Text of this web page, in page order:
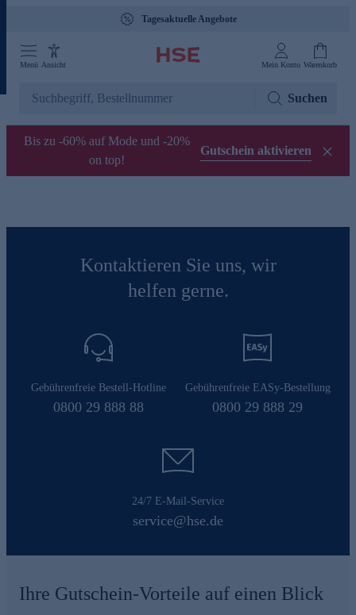
Tagesaktuelle Angebote
Menü Ansicht Mein Konto Warenkorb
Suchen
Bis zu -60% auf Mode und -20%
on top!
Gutschein aktivieren
Kontaktieren Sie uns, wir
helfen gerne.
Gebührenfreie Bestell-Hotline
0800 29 888 88
Gebührenfreie EASy-Bestellung
0800 29 888 29
24/7 E-Mail-Service
service@hse.de
Ihre Gutschein-Vorteile auf einen Blick